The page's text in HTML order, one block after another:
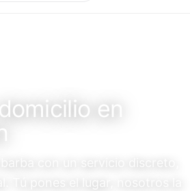
en
con un servicio discreto,
Tú pones el lugar, nosotros la